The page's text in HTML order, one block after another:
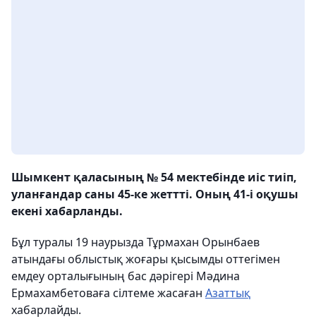
Шымкент қаласының № 54 мектебінде иіс тиіп,
уланғандар саны 45-ке жеттті. Оның 41-і оқушы
екені хабарланды.
Бұл туралы 19 наурызда Тұрмахан Орынбаев
атындағы облыстық жоғары қысымды оттегімен
емдеу орталығының бас дәрігері Мәдина
Ермахамбетоваға сілтеме жасаған Азаттық
хабарлайды.